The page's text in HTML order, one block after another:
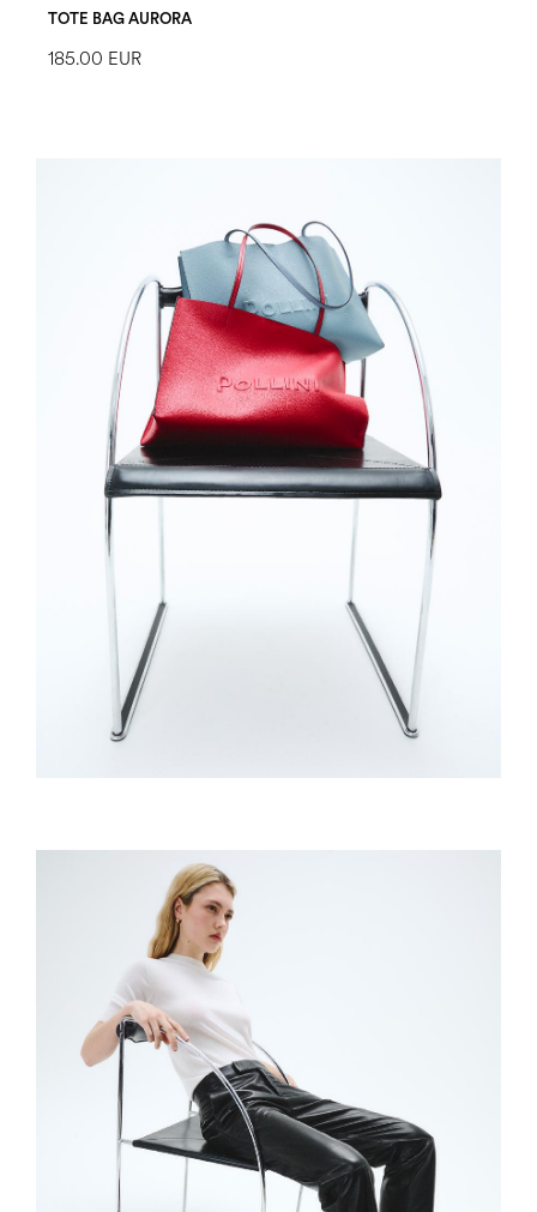
TOTE BAG AURORA
185.00 EUR